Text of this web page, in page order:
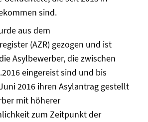
sind.
aus dem
(AZR) gezogen und ist
Asylbewerber, die zwischen
eingereist sind und bis
2016 ihren Asylantrag gestellt
mit höherer
zum Zeitpunkt der